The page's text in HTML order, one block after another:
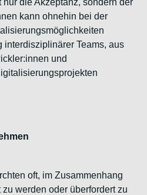
die Akzeptanz, sondern der
kann ohnehin bei der
interdisziplinärer Teams, aus
und
oft, im Zusammenhang
werden oder überfordert zu